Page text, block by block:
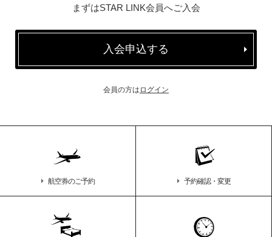
まずはSTAR LINK会員へご入会
入会申込する
会員の方は ログイン
航空券のご予約 予約確認・変更